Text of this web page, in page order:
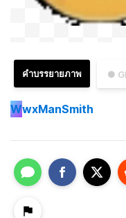
●
คำบรรยายภาพ
WwxManSmith